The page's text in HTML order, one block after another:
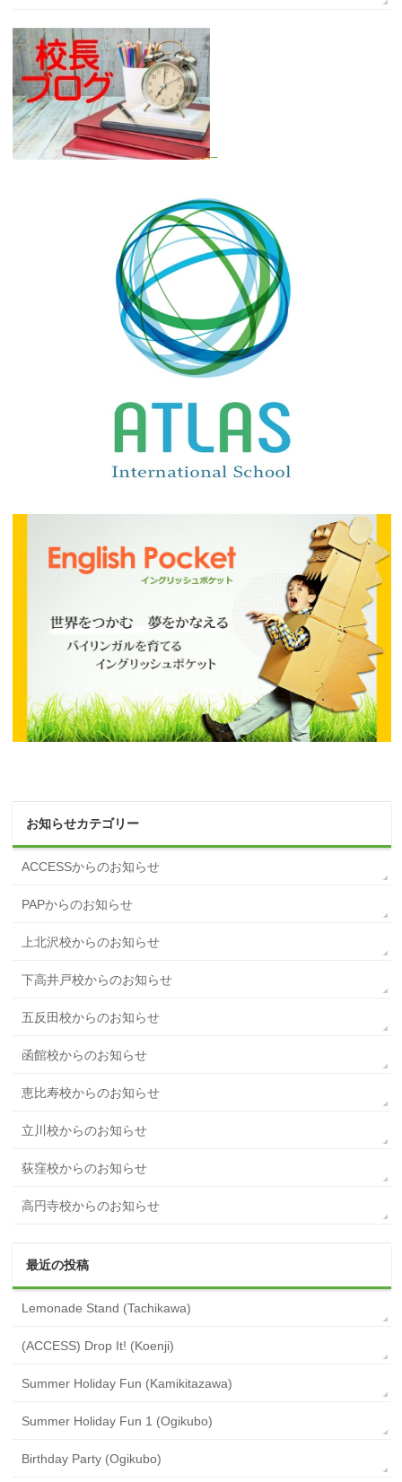
お知らせカテゴリー
ACCESSからのお知らせ
PAPからのお知らせ
上北沢校からのお知らせ
下高井戸校からのお知らせ
五反田校からのお知らせ
函館校からのお知らせ
恵比寿校からのお知らせ
立川校からのお知らせ
荻窪校からのお知らせ
高円寺校からのお知らせ
最近の投稿
Lemonade Stand (Tachikawa)
(ACCESS) Drop It! (Koenji)
Summer Holiday Fun (Kamikitazawa)
Summer Holiday Fun 1 (Ogikubo)
Birthday Party (Ogikubo)